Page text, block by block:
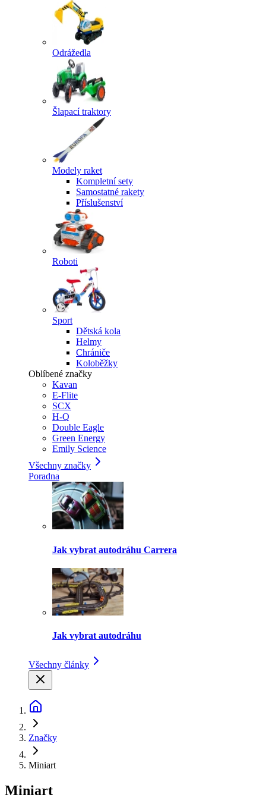
Odrážedla
Šlapací traktory
Modely raket
Kompletní sety
Samostatné rakety
Příslušenství
Roboti
Sport
Dětská kola
Helmy
Chrániče
Koloběžky
Oblíbené značky
Kavan
E-Flite
SCX
H-Q
Double Eagle
Green Energy
Emily Science
Všechny značky
Poradna
Jak vybrat autodráhu Carrera
Jak vybrat autodráhu
Všechny články
Značky
Miniart
Miniart